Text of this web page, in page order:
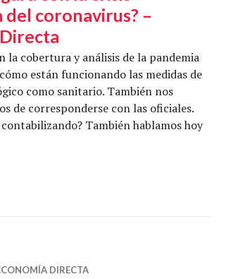
del coronavirus? –
la cobertura y análisis de la pandemia
están funcionando las medidas de
como sanitario. También nos
de corresponderse con las oficiales.
contabilizando? También hablamos hoy
cargará con la crisis económica del
DIRECTA